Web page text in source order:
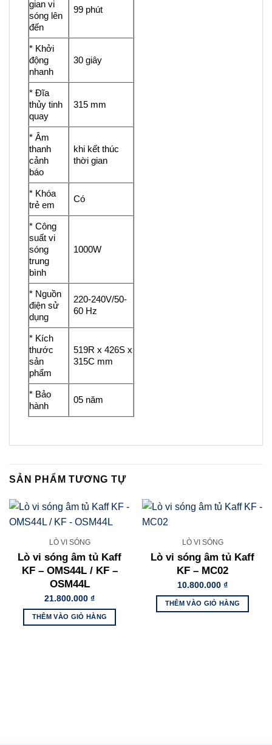
gian vi
sóng lên
đến
99 phút
* Khởi
động
nhanh
30 giây
* Đĩa
thủy tinh
quay
315 mm
* Âm
thanh
cảnh
báo
khi kết thúc
thời gian
* Khóa
trẻ em
Có
* Công
suất vi
sóng
trung
bình
1000W
* Nguồn
điện sử
dụng
220-240V/50-
60 Hz
* Kích
thước
sản
phẩm
519R x 426S x
315C mm
* Bảo
hành
05 năm
SẢN PHẨM TƯƠNG TỰ
LÒ VI SÓNG
Lò vi sóng âm tủ Kaff
KF – OMS44L / KF –
OSM44L
21.800.000 ₫
THÊM VÀO GIỎ HÀNG
LÒ VI SÓNG
Lò vi sóng âm tủ Kaff
KF – MC02
10.800.000 ₫
THÊM VÀO GIỎ HÀNG